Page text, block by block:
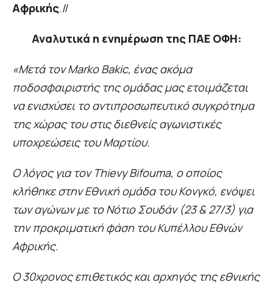
Αφρικής.//
Αναλυτικά η ενημέρωση της ΠΑΕ ΟΦΗ:
«Μετά τον Marko Bakic, ένας ακόμα
ποδοσφαιριστής της ομάδας μας ετοιμάζεται
να ενισχύσει το αντιπροσωπευτικό συγκρότημα
της χώρας του στις διεθνείς αγωνιστικές
υποχρεώσεις του Μαρτίου.
Ο λόγος για τον Thievy Bifouma, ο οποίος
κλήθηκε στην Εθνική ομάδα του Κονγκό, ενόψει
των αγώνων με το Νότιο Σουδάν (23 & 27/3) για
την προκριματική φάση του Κυπέλλου Εθνών
Αφρικής.
O 30χρονος επιθετικός και αρχηγός της εθνικής